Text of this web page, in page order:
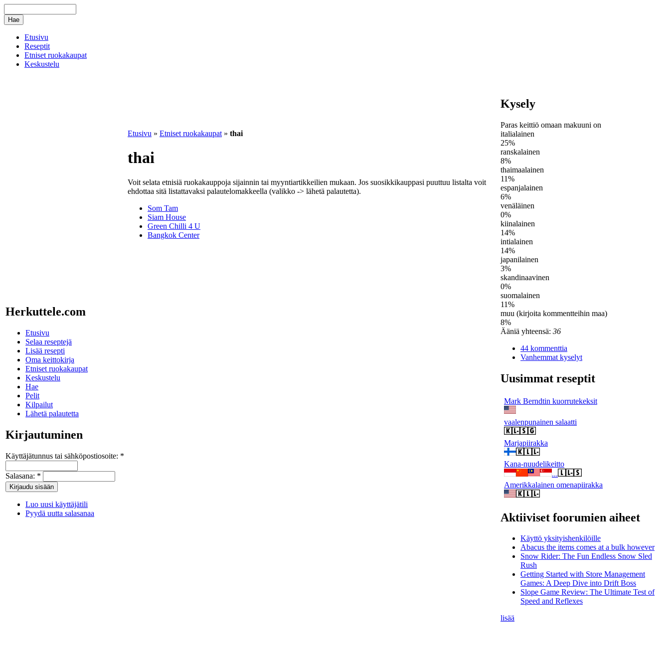
Etusivu
Reseptit
Etniset ruokakaupat
Keskustelu
Herkuttele.com
Etusivu
Selaa reseptejä
Lisää resepti
Oma keittokirja
Etniset ruokakaupat
Keskustelu
Hae
Pelit
Kilpailut
Lähetä palautetta
Kirjautuminen
Käyttäjätunnus tai sähköpostiosoite: *
Salasana: *
Luo uusi käyttäjätili
Pyydä uutta salasanaa
Etusivu » Etniset ruokakaupat » thai
thai
Voit selata etnisiä ruokakauppoja sijainnin tai myyntiartikkeilien mukaan. Jos suosikkikauppasi puuttuu listalta voit
ehdottaa sitä listattavaksi palautelomakkeella (valikko -> lähetä palautetta).
Som Tam
Siam House
Green Chilli 4 U
Bangkok Center
Kysely
Paras keittiö omaan makuuni on
italialainen
25%
ranskalainen
8%
thaimaalainen
11%
espanjalainen
6%
venäläinen
0%
kiinalainen
14%
intialainen
14%
japanilainen
3%
skandinaavinen
0%
suomalainen
11%
muu (kirjoita kommentteihin maa)
8%
Ääniä yhteensä: 36
44 kommenttia
Vanhemmat kyselyt
Uusimmat reseptit
Mark Berndtin kuorrutekeksit
vaalenpunainen salaatti
Marjapiirakka
Kana-nuudelikeitto
...
Amerikkalainen omenapiirakka
Aktiiviset foorumien aiheet
Käyttö yksityishenkilöille
Abacus the items comes at a bulk however
Snow Rider: The Fun Endless Snow Sled
Rush
Getting Started with Store Management
Games: A Deep Dive into Drift Boss
Slope Game Review: The Ultimate Test of
Speed and Reflexes
lisää